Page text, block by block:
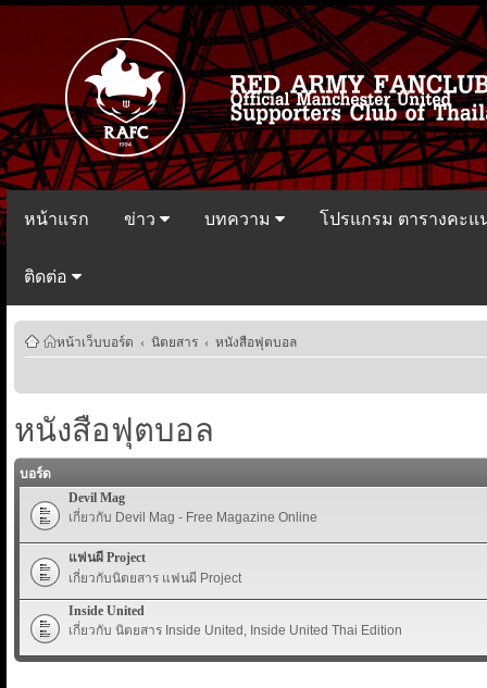
หน้าแรก ข่าว บทความ โปรแกรม ตารางคะ
ติดต่อ
หน้าเว็บบอร์ด ‹ นิตยสาร ‹ หนังสือฟุตบอล
หนังสือฟุตบอล
บอร์ด
Devil Mag
เกี่ยวกับ Devil Mag - Free Magazine Online
แฟนผี Project
เกี่ยวกับนิตยสาร แฟนผี Project
Inside United
เกี่ยวกับ นิตยสาร Inside United, Inside United Thai Edition